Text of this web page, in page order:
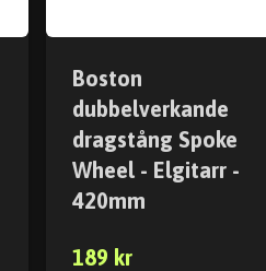
Boston
dubbelverkande
dragstång Spoke
Wheel - Elgitarr -
420mm
189 kr